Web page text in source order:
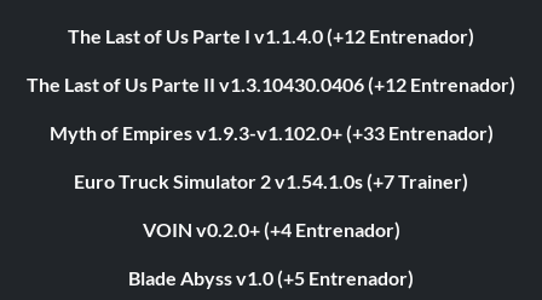
The Last of Us Parte I v1.1.4.0 (+12 Entrenador)
The Last of Us Parte II v1.3.10430.0406 (+12 Entrenador)
Myth of Empires v1.9.3-v1.102.0+ (+33 Entrenador)
Euro Truck Simulator 2 v1.54.1.0s (+7 Trainer)
VOIN v0.2.0+ (+4 Entrenador)
Blade Abyss v1.0 (+5 Entrenador)